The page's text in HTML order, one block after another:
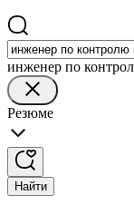
инженер по
Резюме
Найти